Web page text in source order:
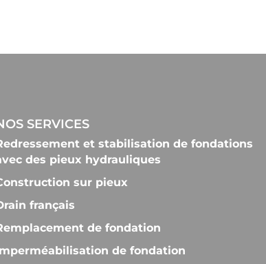
SERVICES
et stabilisation de fondations
des pieux hydrauliques
sur pieux
français
de fondation
de fondation